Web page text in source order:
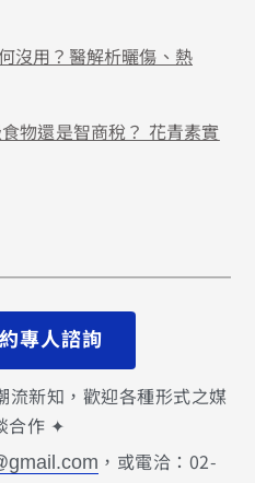
沒用？醫解析曬傷、熱
物還是智商稅？ 花青素實
專人諮詢
新知，歡迎各種形式之媒
合作 ✦
，或電洽：02-